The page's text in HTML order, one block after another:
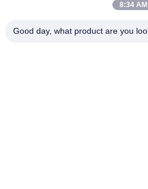
38 Shafu Avenue, Longjiang
8:34 AM
Good day, what product are you